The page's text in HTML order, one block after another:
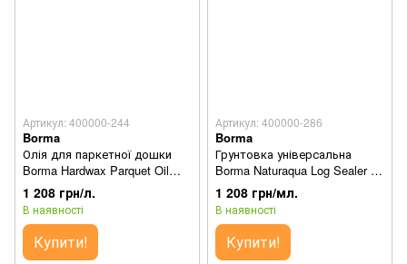
Артикул: 400000-244
Borma
Олія для паркетної дошки
Borma Hardwax Parquet Oil
1030 1л відлив
1 208 грн/л.
В наявності
Купити!
Артикул: 400000-286
Borma
Грунтовка універсальна
Borma Naturaqua Log Sealer -
750мл
1 208 грн/мл.
В наявності
Купити!